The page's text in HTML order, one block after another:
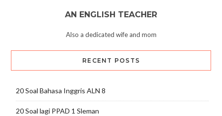
AN ENGLISH TEACHER
Also a dedicated wife and mom
RECENT POSTS
20 Soal Bahasa Inggris ALN 8
20 Soal lagi PPAD 1 Sleman